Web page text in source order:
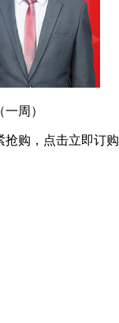
周）
抢购，点击立即订购